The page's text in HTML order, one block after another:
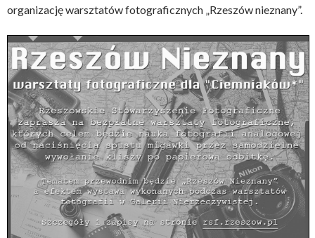
organizację warsztatów fotograficznych „Rzeszów nieznany”.